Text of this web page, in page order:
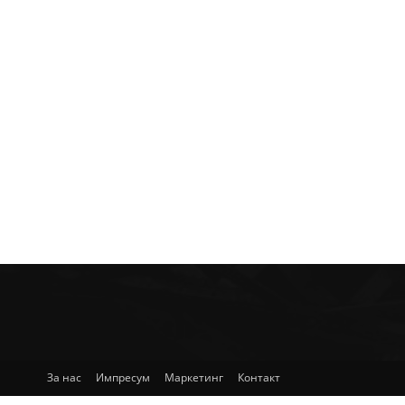
За нас Импресум Маркетинг Контакт